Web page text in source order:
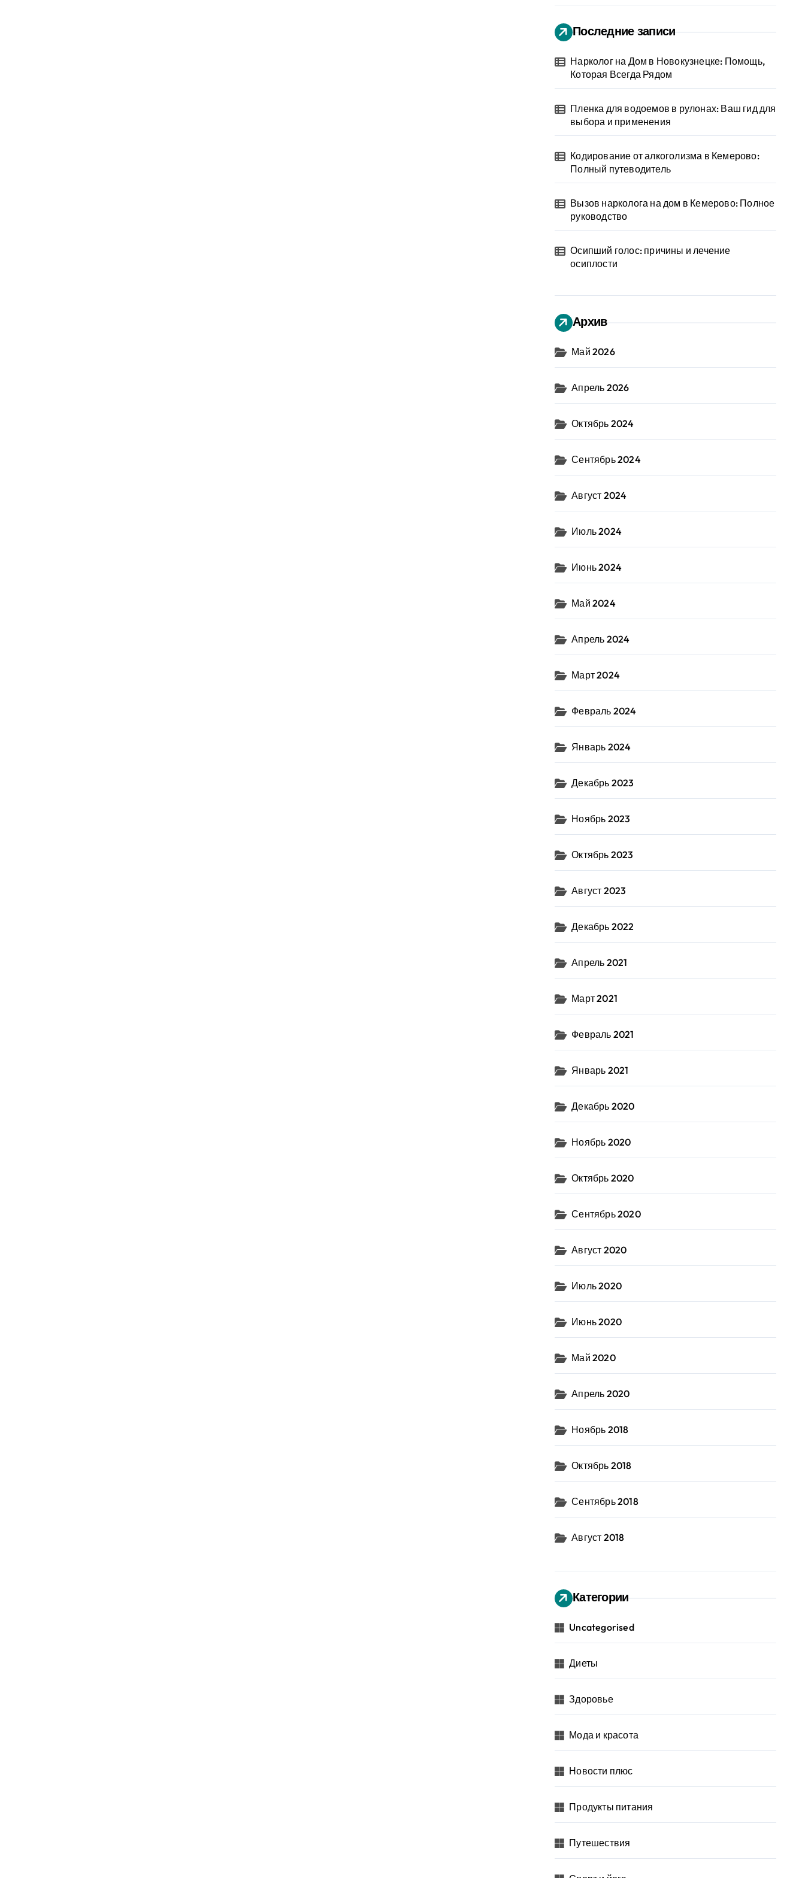
Последние записи
Нарколог на Дом в Новокузнецке: Помощь,
Которая Всегда Рядом
Пленка для водоемов в рулонах: Ваш гид для
выбора и применения
Кодирование от алкоголизма в Кемерово:
Полный путеводитель
Вызов нарколога на дом в Кемерово: Полное
руководство
Осипший голос: причины и лечение
осиплости
Архив
Май 2026
Апрель 2026
Октябрь 2024
Сентябрь 2024
Август 2024
Июль 2024
Июнь 2024
Май 2024
Апрель 2024
Март 2024
Февраль 2024
Январь 2024
Декабрь 2023
Ноябрь 2023
Октябрь 2023
Август 2023
Декабрь 2022
Апрель 2021
Март 2021
Февраль 2021
Январь 2021
Декабрь 2020
Ноябрь 2020
Октябрь 2020
Сентябрь 2020
Август 2020
Июль 2020
Июнь 2020
Май 2020
Апрель 2020
Ноябрь 2018
Октябрь 2018
Сентябрь 2018
Август 2018
Категории
Uncategorised
Диеты
Здоровье
Мода и красота
Новости плюс
Продукты питания
Путешествия